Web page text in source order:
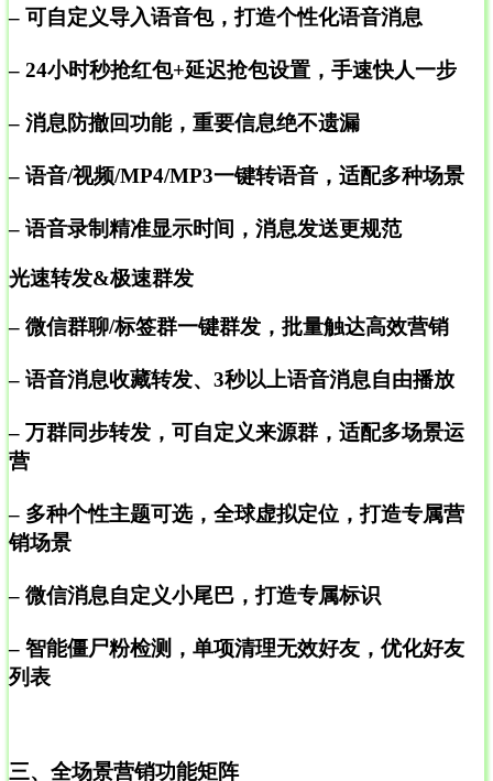
– 可自定义导入语音包，打造个性化语音消息
– 24小时秒抢红包+延迟抢包设置，手速快人一步
– 消息防撤回功能，重要信息绝不遗漏
– 语音/视频/MP4/MP3一键转语音，适配多种场景
– 语音录制精准显示时间，消息发送更规范
光速转发&极速群发
– 微信群聊/标签群一键群发，批量触达高效营销
– 语音消息收藏转发、3秒以上语音消息自由播放
– 万群同步转发，可自定义来源群，适配多场景运
营
– 多种个性主题可选，全球虚拟定位，打造专属营
销场景
– 微信消息自定义小尾巴，打造专属标识
– 智能僵尸粉检测，单项清理无效好友，优化好友
列表
三、全场景营销功能矩阵